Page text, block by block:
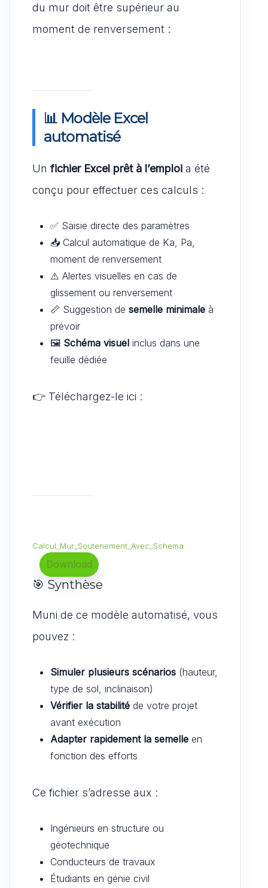
du mur doit être supérieur au
moment de renversement :
📊 Modèle Excel
automatisé
Un fichier Excel prêt à l’emploi a été
conçu pour effectuer ces calculs :
✅ Saisie directe des paramètres
📥 Calcul automatique de Ka, Pa,
moment de renversement
⚠️ Alertes visuelles en cas de
glissement ou renversement
📏 Suggestion de semelle minimale à
prévoir
🖼️ Schéma visuel inclus dans une
feuille dédiée
👉 Téléchargez-le ici :
Calcul_Mur_Soutenement_Avec_Schema
Download
🎯 Synthèse
Muni de ce modèle automatisé, vous
pouvez :
Simuler plusieurs scénarios (hauteur,
type de sol, inclinaison)
Vérifier la stabilité de votre projet
avant exécution
Adapter rapidement la semelle en
fonction des efforts
Ce fichier s’adresse aux :
Ingénieurs en structure ou
géotechnique
Conducteurs de travaux
Étudiants en génie civil